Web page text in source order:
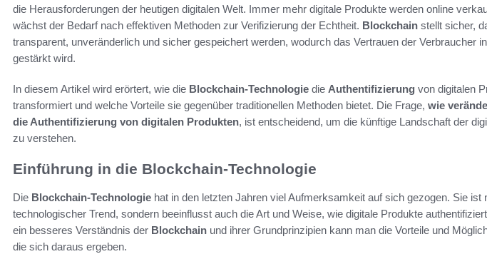
die Herausforderungen der heutigen digitalen Welt. Immer mehr digitale Produkte werden online
wächst der Bedarf nach effektiven Methoden zur Verifizierung der Echtheit. Blockchain stellt sicher,
transparent, unveränderlich und sicher gespeichert werden, wodurch das Vertrauen der Verbraucher
gestärkt wird.
In diesem Artikel wird erörtert, wie die Blockchain-Technologie die Authentifizierung von digitalen
transformiert und welche Vorteile sie gegenüber traditionellen Methoden bietet. Die Frage, wie
die Authentifizierung von digitalen Produkten, ist entscheidend, um die künftige Landschaft der
zu verstehen.
Einführung in die Blockchain-Technologie
Die Blockchain-Technologie hat in den letzten Jahren viel Aufmerksamkeit auf sich gezogen. Sie ist
technologischer Trend, sondern beeinflusst auch die Art und Weise, wie digitale Produkte
ein besseres Verständnis der Blockchain und ihrer Grundprinzipien kann man die Vorteile und
die sich daraus ergeben.